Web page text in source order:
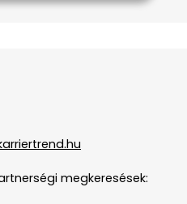
megkeresések: